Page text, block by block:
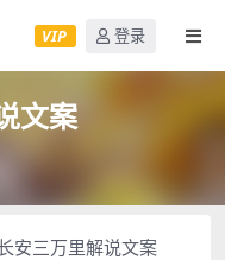
VIP 登录
文案
安三万里解说文案